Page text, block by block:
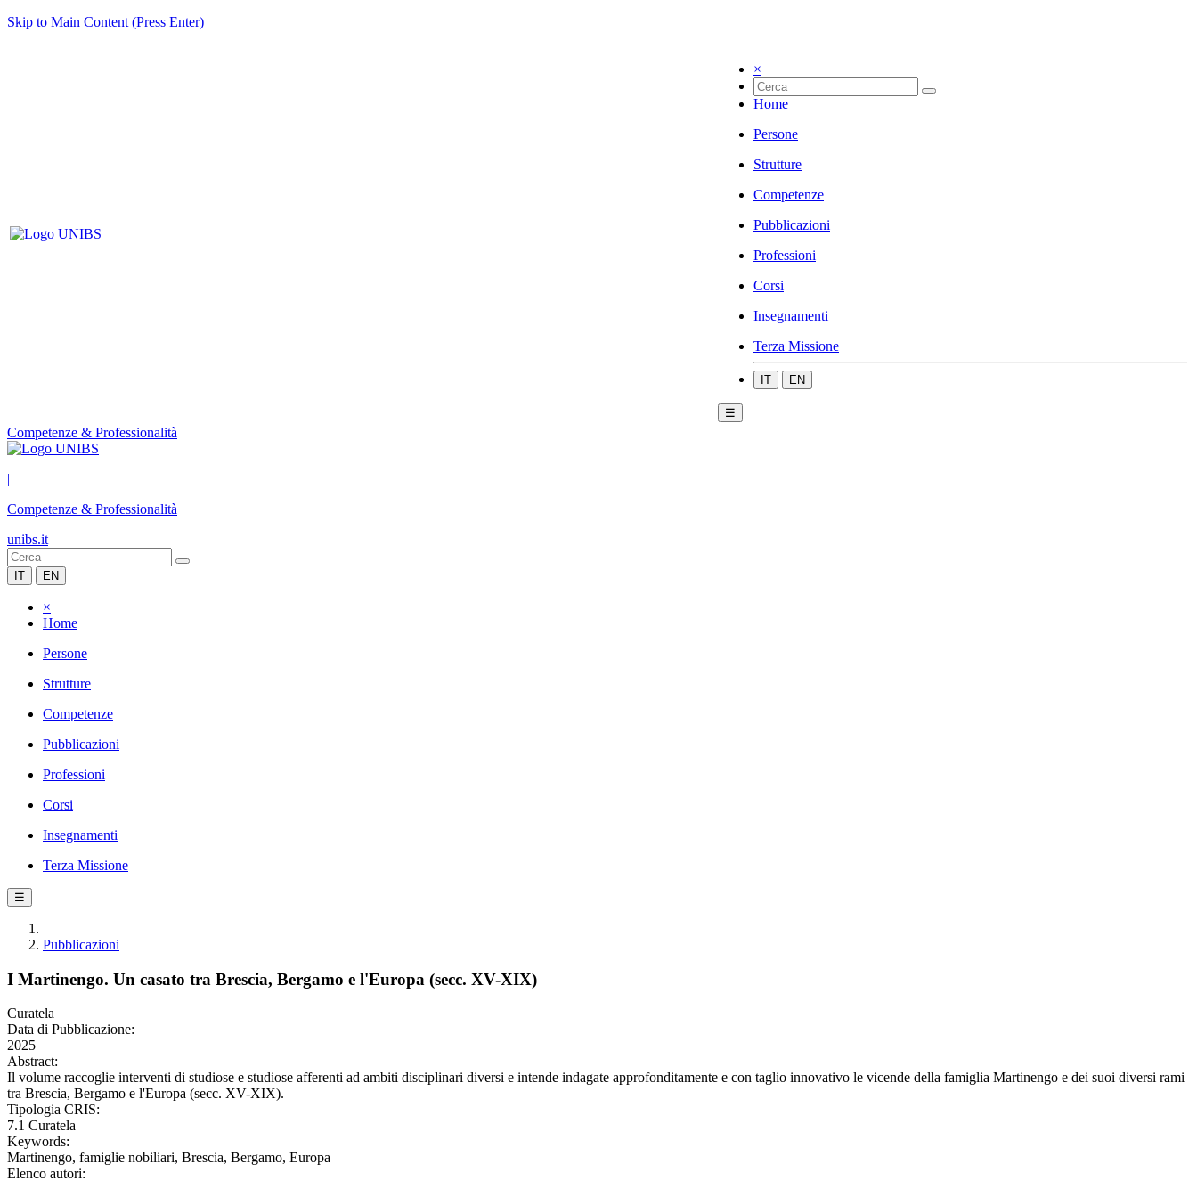
Skip to Main Content (Press Enter)
×
Home
Persone
Strutture
Competenze
Pubblicazioni
Professioni
Corsi
Insegnamenti
Terza Missione
IT EN
☰
Competenze & Professionalità
|
Competenze & Professionalità
unibs.it
IT EN
×
Home
Persone
Strutture
Competenze
Pubblicazioni
Professioni
Corsi
Insegnamenti
Terza Missione
☰
Pubblicazioni
I Martinengo. Un casato tra Brescia, Bergamo e l'Europa (secc. XV-XIX)
Curatela
Data di Pubblicazione:
2025
Abstract:
Il volume raccoglie interventi di studiose e studiose afferenti ad ambiti disciplinari diversi e intende indagate approfonditamente e con taglio innovativo le vicende della famiglia Martinengo e dei suoi diversi rami
tra Brescia, Bergamo e l'Europa (secc. XV-XIX).
Tipologia CRIS:
7.1 Curatela
Keywords:
Martinengo, famiglie nobiliari, Brescia, Bergamo, Europa
Elenco autori: